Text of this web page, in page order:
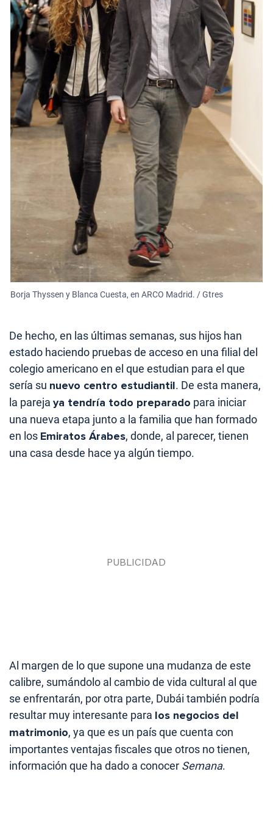
Borja Thyssen y Blanca Cuesta, en ARCO Madrid. / Gtres
De hecho, en las últimas semanas, sus hijos han
estado haciendo pruebas de acceso en una filial del
colegio americano en el que estudian para el que
sería su nuevo centro estudiantil. De esta manera,
la pareja ya tendría todo preparado para iniciar
una nueva etapa junto a la familia que han formado
en los Emiratos Árabes, donde, al parecer, tienen
una casa desde hace ya algún tiempo.
Al margen de lo que supone una mudanza de este
calibre, sumándolo al cambio de vida cultural al que
se enfrentarán, por otra parte, Dubái también podría
resultar muy interesante para los negocios del
matrimonio, ya que es un país que cuenta con
importantes ventajas fiscales que otros no tienen,
información que ha dado a conocer Semana.